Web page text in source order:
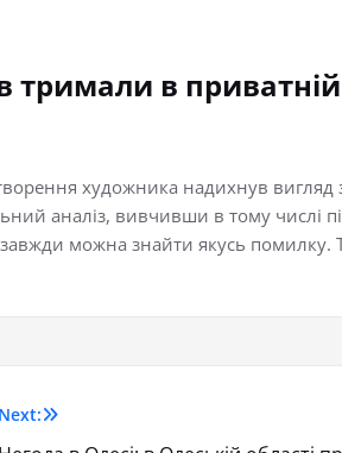
тримали в приватній
художника надихнув
аналіз, вивчивши в тому числі
можна знайти якусь помилку.
Next: